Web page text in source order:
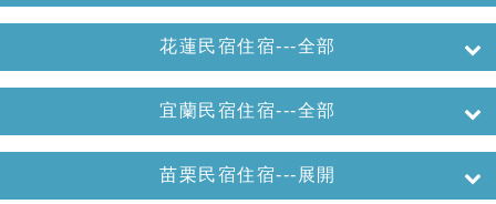
花蓮民宿住宿---全部
宜蘭民宿住宿---全部
苗栗民宿住宿---展開